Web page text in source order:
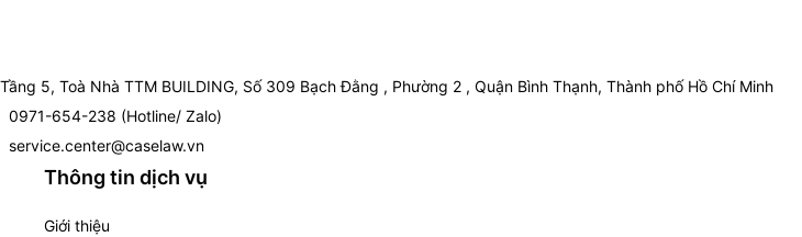
Tầng 5, Toà Nhà TTM BUILDING, Số 309 Bạch Đằng , Phường 2 , Quận Bình Thạnh, Thành phố Hồ Chí Minh
0971-654-238 (Hotline/ Zalo)
service.center@caselaw.vn
Thông tin dịch vụ
Giới thiệu